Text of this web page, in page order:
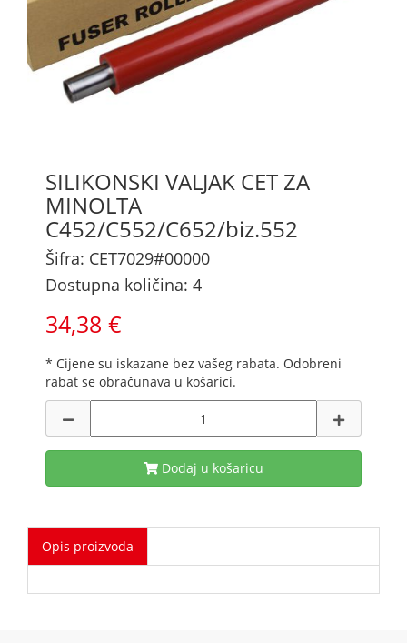
SILIKONSKI VALJAK CET ZA
MINOLTA
C452/C552/C652/biz.552
Šifra: CET7029#00000
Dostupna količina: 4
34,38 €
* Cijene su iskazane bez vašeg rabata. Odobreni
rabat se obračunava u košarici.
Dodaj u košaricu
Opis proizvoda